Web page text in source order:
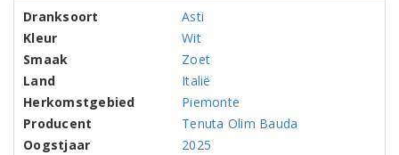
Dranksoort
Asti
Kleur
Wit
Smaak
Zoet
Land
Italië
Herkomstgebied
Piemonte
Producent
Tenuta Olim Bauda
Oogstjaar
2025